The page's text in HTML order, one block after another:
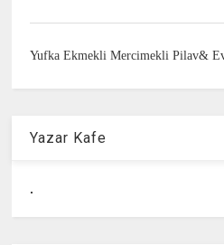
Yufka Ekmekli Mercimekli Pilav&
Yazar Kafe
.